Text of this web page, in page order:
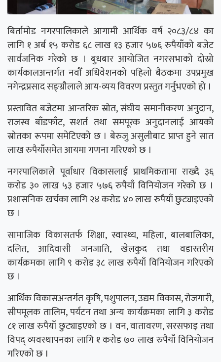
बिर्तामोड नगरपालिकाले आगामी आर्थिक वर्ष २०८३/८४ का
लागि १ अर्ब १५ करोड ६८ लाख १३ हजार ५७६ रुपैयाँको बजेट
सार्वजनिक गरेको छ । बुधबार आयोजित नगरसभाको दोस्रो
कार्यकालअन्तर्गत नवौँ अधिवेशनको पहिलो बैठकमा उपप्रमुख
नगेन्द्रप्रसाद सङ्ग्रौलाले आय-व्यय विवरण प्रस्तुत गर्नुभएको हो ।
प्रस्तावित बजेटमा आन्तरिक स्रोत, संघीय समानीकरण अनुदान,
राजस्व बाँडफाँट, सशर्त तथा समपूरक अनुदानलाई आयको
स्रोतका रूपमा समेटिएको छ । बेरुजु असुलीबाट प्राप्त हुने सात
लाख रुपैयाँसमेत आयमा गणना गरिएको छ ।
नगरपालिकाले पूर्वाधार विकासलाई प्राथमिकतामा राख्दै ३६
करोड ३० लाख ५३ हजार ५७६ रुपैयाँ विनियोजन गरेको छ ।
प्रशासनिक खर्चका लागि २४ करोड ४० लाख रुपैयाँ छुट्याइएको
छ ।
सामाजिक विकासतर्फ शिक्षा, स्वास्थ्य, महिला, बालबालिका,
दलित, आदिवासी जनजाति, खेलकुद तथा वडास्तरीय
कार्यक्रमका लागि ९ करोड ३८ लाख रुपैयाँ विनियोजन गरिएको
छ ।
आर्थिक विकासअन्तर्गत कृषि, पशुपालन, उद्यम विकास, रोजगारी,
सीपमूलक तालिम, पर्यटन तथा अन्य कार्यक्रमका लागि ३ करोड
८१ लाख रुपैयाँ छुट्याइएको छ । वन, वातावरण, सरसफाइ तथा
विपद् व्यवस्थापनका लागि १ करोड ७० लाख रुपैयाँ विनियोजन
गरिएको छ ।